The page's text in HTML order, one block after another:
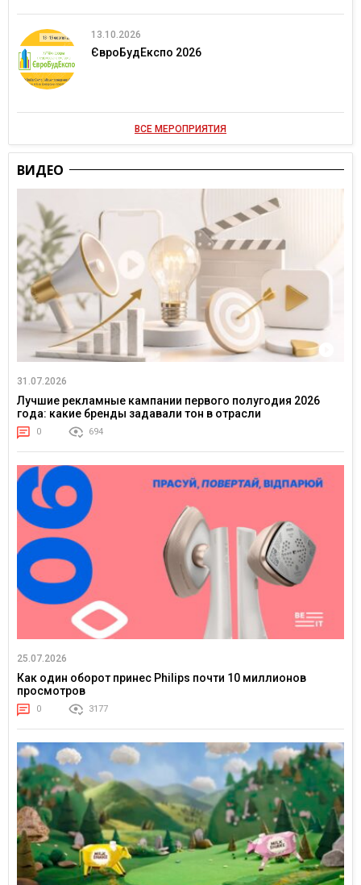
13.10.2026
ЄвроБудЕкспо 2026
ВСЕ МЕРОПРИЯТИЯ
ВИДЕО
31.07.2026
Лучшие рекламные кампании первого полугодия 2026
года: какие бренды задавали тон в отрасли
0 694
25.07.2026
Как один оборот принес Philips почти 10 миллионов
просмотров
0 3177